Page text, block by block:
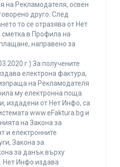
на Рекламодателя, освен
друго. След
то се отразява от Нет
в Профила на
направено за
г.) За получените
електрона фактура,
на Рекламодателя
му електронна поща.
издадени от Нет Инфо, са
www.eFaktura.bg и
на Закона за
и електронните
Закона за
за данък върху
Нет Инфо издава